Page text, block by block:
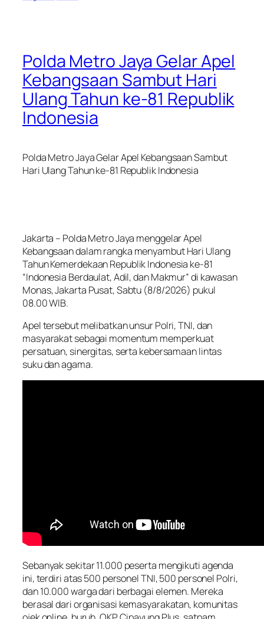
Polda Metro Jaya Gelar Apel
Kebangsaan Sambut Hari
Ulang Tahun ke-81 Republik
Indonesia
Polda Metro Jaya Gelar Apel Kebangsaan Sambut
Hari Ulang Tahun ke-81 Republik Indonesia
Jakarta – Polda Metro Jaya menggelar Apel
Kebangsaan dalam rangka menyambut Hari Ulang
Tahun Kemerdekaan Republik Indonesia ke-81
“Indonesia Berdaulat, Adil, dan Makmur” di kawasan
Monas, Jakarta Pusat, Sabtu (8/8/2026) pukul
08.00 WIB.
Apel tersebut melibatkan unsur Polri, TNI, dan
masyarakat sebagai momentum memperkuat
persatuan, sinergitas, serta kebersamaan lintas
suku dan agama.
Sebanyak sekitar 11.000 peserta mengikuti agenda
ini, terdiri atas 500 personel TNI, 500 personel Polri,
dan 10.000 warga dari berbagai elemen. Mereka
berasal dari organisasi kemasyarakatan, komunitas